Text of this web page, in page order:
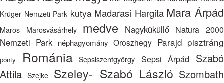
Krüger Nemzeti Park kutya Madarasi Hargita Mara Árpád
Maros Marosvásárhely medve Nagyküküllő Natura 2000
Nemzeti Park néphagyomány Oroszhegy Parajd pisztráng
ponty Románia Sepsiszentgyörgy Sepsi Árpád
Szabó
Attila Szejke Szeley- Szabó László Szombath